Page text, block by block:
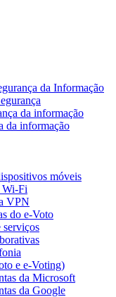
da Informação
da informação
da informação
móveis
Wi-Fi
VPN
do e-Voto
serviços
e e-Voting)
da Microsoft
da Google